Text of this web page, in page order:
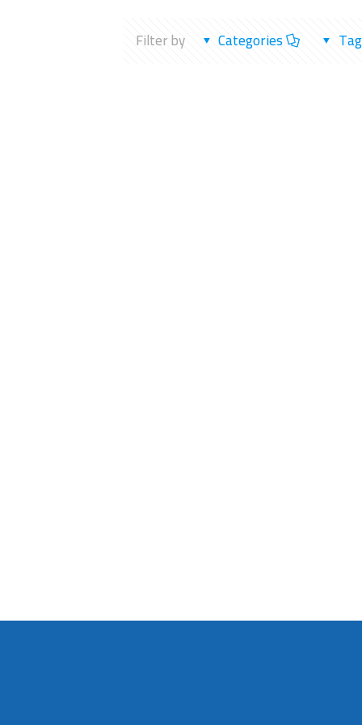
Filter by Categories